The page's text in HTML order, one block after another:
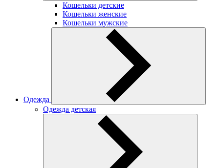
Кошельки детские
Кошельки женские
Кошельки мужские
Одежда
Одежда детская